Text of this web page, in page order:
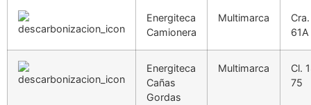
Energiteca
Camionera
Multimarca
Energiteca
Cañas
Gordas
Multimarca
Cl.
75